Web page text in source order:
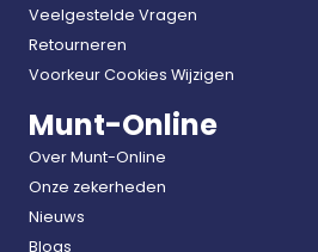
Veelgestelde Vragen
Retourneren
Voorkeur Cookies Wijzigen
Munt-Online
Over Munt-Online
Onze zekerheden
Nieuws
Blogs